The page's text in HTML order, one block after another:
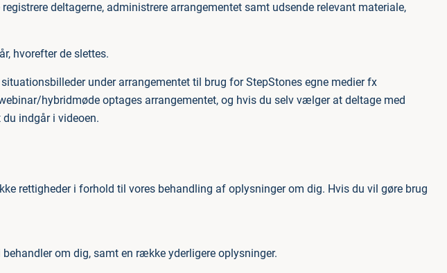
deltagerne, administrere arrangementet samt udsende relevant materiale,
hvorefter de slettes.
under arrangementet til brug for StepStones egne medier fx
hybridmøde optages arrangementet, og hvis du selv vælger at deltage med
indgår i videoen.
rettigheder i forhold til vores behandling af oplysninger om dig. Hvis du vil gøre brug
om dig, samt en række yderligere oplysninger.